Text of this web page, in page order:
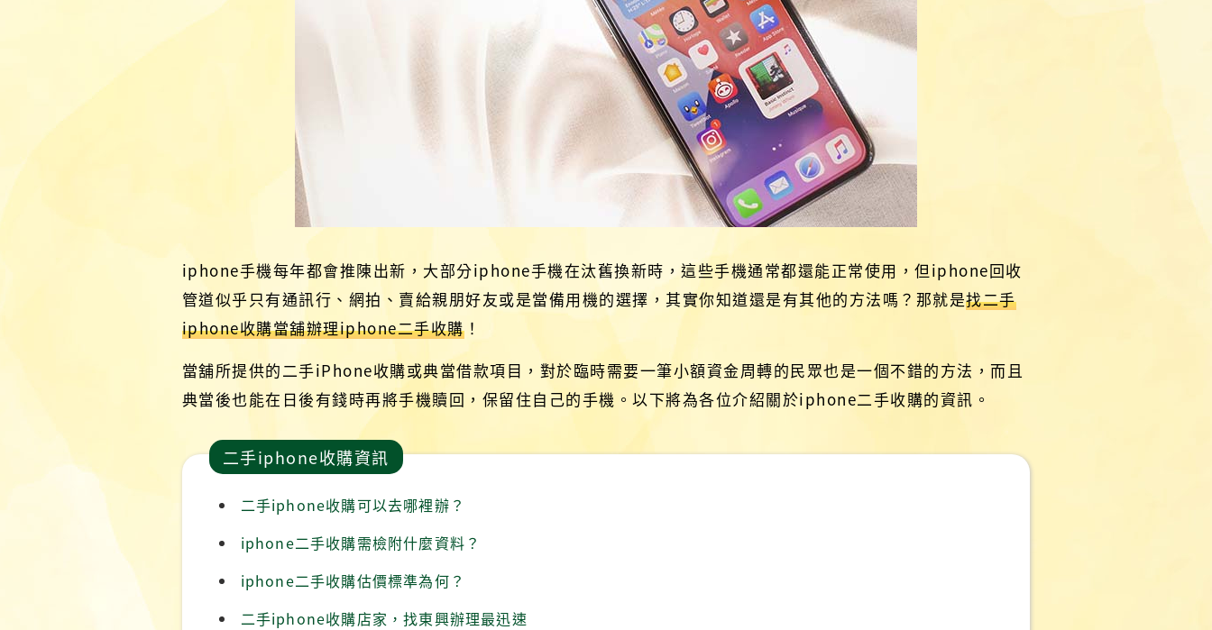
iphone手機每年都會推陳出新，大部分iphone手機在汰舊換新時，這些手機通常都還能正常使用，但iphone回收
管道似乎只有通訊行、網拍、賣給親朋好友或是當備用機的選擇，其實你知道還是有其他的方法嗎？那就是找二手
iphone收購當舖辦理iphone二手收購！
當舖所提供的二手iPhone收購或典當借款項目，對於臨時需要一筆小額資金周轉的民眾也是一個不錯的方法，而且
典當後也能在日後有錢時再將手機贖回，保留住自己的手機。以下將為各位介紹關於iphone二手收購的資訊。
二手iphone收購資訊
二手iphone收購可以去哪裡辦？
iphone二手收購需檢附什麼資料？
iphone二手收購估價標準為何？
二手iphone收購店家，找東興辦理最迅速